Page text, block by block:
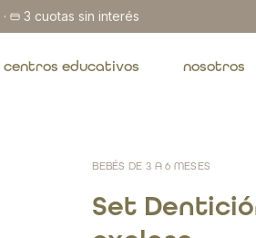
· 3 cuotas sin interés
centros educativos nosotros
BEBÉS DE 3 A 6 MESES
Set